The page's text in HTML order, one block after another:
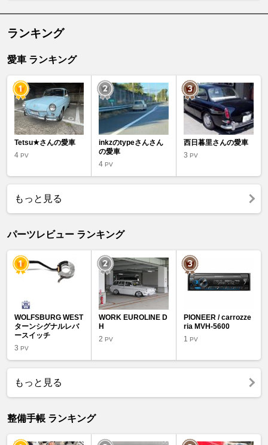
ランキング
愛車 ランキング
Tetsu★さんの愛車
4 PV
inkzのtypeさんさん
の愛車
4PV
西日暮里さんの愛車
3 PV
もっと見る
パーツレビュー ランキング
WOLFSBURG WEST
ターンシグナルレバ
ースイッチ
3 PV
WORK EUROLINE D
H
2PV
PIONEER / carrozze
ria MVH-5600
1 PV
もっと見る
整備手帳 ランキング